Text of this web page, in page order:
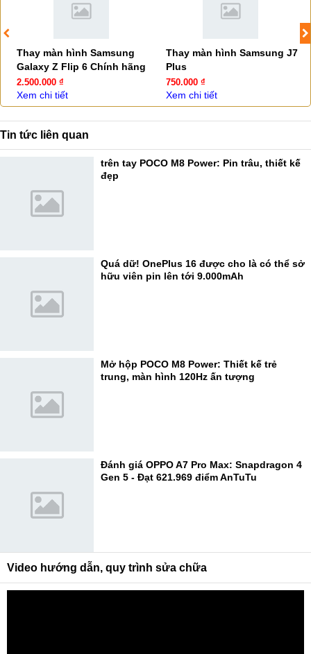
Thay màn hình Samsung
Galaxy Z Flip 6 Chính hãng
2.500.000 ₫
Xem chi tiết
Thay màn hình Samsung J7
Plus
750.000 ₫
Xem chi tiết
Tin tức liên quan
trên tay POCO M8 Power: Pin trâu, thiết kế
đẹp
Quá dữ! OnePlus 16 được cho là có thể sở
hữu viên pin lên tới 9.000mAh
Mở hộp POCO M8 Power: Thiết kế trẻ
trung, màn hình 120Hz ấn tượng
Đánh giá OPPO A7 Pro Max: Snapdragon 4
Gen 5 - Đạt 621.969 điểm AnTuTu
Video hướng dẫn, quy trình sửa chữa